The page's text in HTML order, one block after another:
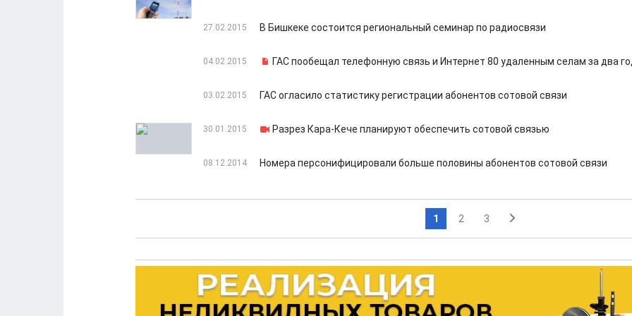
27.02.2015 В Бишкеке состоится региональный семинар по радиосвязи
04.02.2015 ГАС пообещал телефонную связь и Интернет 80 удаленным селам за два
03.02.2015 ГАС огласило статистику регистрации абонентов сотовой связи
30.01.2015 Разрез Кара-Кече планируют обеспечить сотовой связью
08.12.2014 Номера персонифицировали больше половины абонентов сотовой связи
1 2 3